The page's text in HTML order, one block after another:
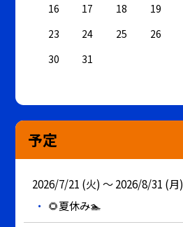
16
17 18 19
23
24 25 26
30
31
予定
2026/7/21 (火) ～ 2026/8/31 (月)
🌻夏休み🏊